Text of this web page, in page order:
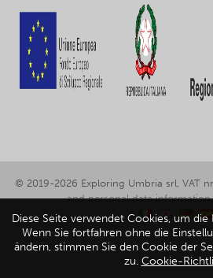
© 2019-2026 Exploring Umbria srl, VAT
and personal data information
Diese Seite verwendet Cookies, um die
Wenn Sie fortfahren ohne die
ändern, stimmen Sie den Cookie der
zu. Cookie-